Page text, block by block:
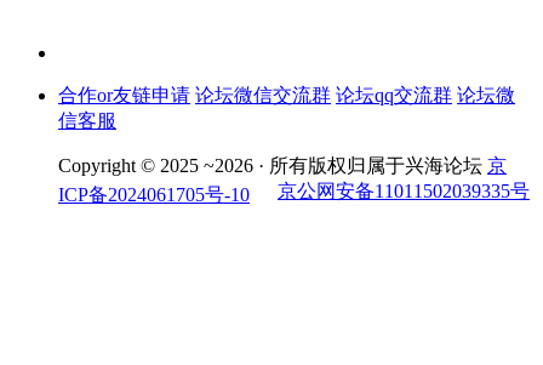
合作or友链申请 论坛微信交流群 论坛qq交流群 论坛微
信客服
Copyright © 2025 ~2026 · 所有版权归属于兴海论坛 京
ICP备2024061705号-10
京公网安备11011502039335号